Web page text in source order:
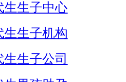
生生子中心
生生子机构
生生子公司